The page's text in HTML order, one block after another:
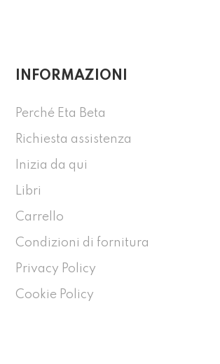
INFORMAZIONI
Perché Eta Beta
Richiesta assistenza
Inizia da qui
Libri
Carrello
Condizioni di fornitura
Privacy Policy
Cookie Policy